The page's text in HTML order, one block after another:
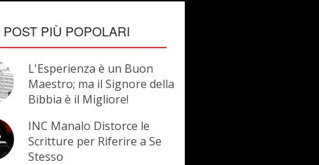
POST PIÙ POPOLARI
L'Esperienza è un Buon
Maestro; ma il Signore della
Bibbia è il Migliore!
INC Manalo Distorce le
Scritture per Riferire a Se
Stesso